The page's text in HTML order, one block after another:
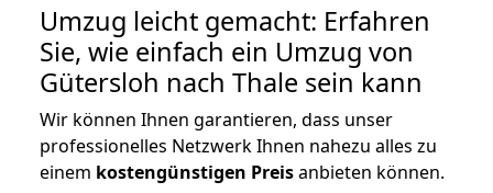
Umzug leicht gemacht: Erfahren
Sie, wie einfach ein Umzug von
Gütersloh nach Thale sein kann
Wir können Ihnen garantieren, dass unser
professionelles Netzwerk Ihnen nahezu alles zu
einem kostengünstigen Preisanbieten können.